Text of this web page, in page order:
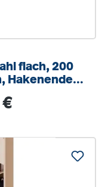
flach, 200
Hakenenden